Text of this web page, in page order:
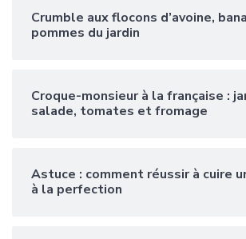
Crumble aux flocons d’avoine,
pommes du jardin
Croque-monsieur à la française :
salade, tomates et fromage
Astuce : comment réussir à cuire
à la perfection